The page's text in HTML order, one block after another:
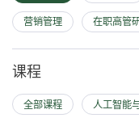
营销管理 在职高管
课程
全部课程 人工智能